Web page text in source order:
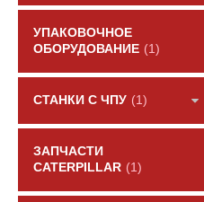
УПАКОВОЧНОЕ
ОБОРУДОВАНИЕ (1)
СТАНКИ С ЧПУ (1)
ЗАПЧАСТИ
CATERPILLAR (1)